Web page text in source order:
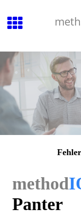
method
Panter